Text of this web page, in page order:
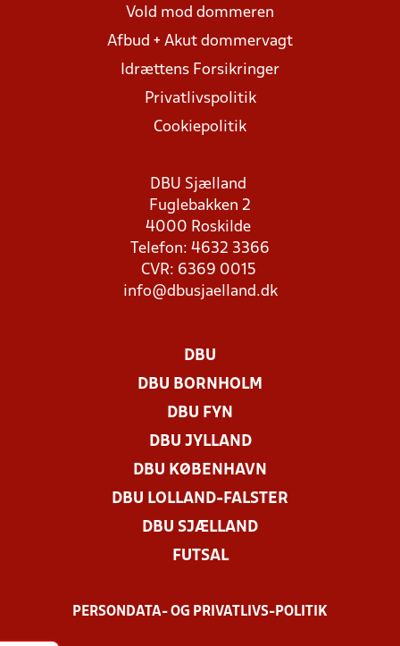
Vold mod dommeren
Afbud + Akut dommervagt
Idrættens Forsikringer
Privatlivspolitik
Cookiepolitik
DBU Sjælland
Fuglebakken 2
4000 Roskilde
Telefon: 4632 3366
CVR: 6369 0015
info@dbusjaelland.dk
DBU
DBU BORNHOLM
DBU FYN
DBU JYLLAND
DBU KØBENHAVN
DBU LOLLAND-FALSTER
DBU SJÆLLAND
FUTSAL
PERSONDATA- OG PRIVATLIVS-POLITIK